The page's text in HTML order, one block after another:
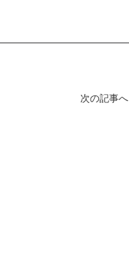
次の記事へ